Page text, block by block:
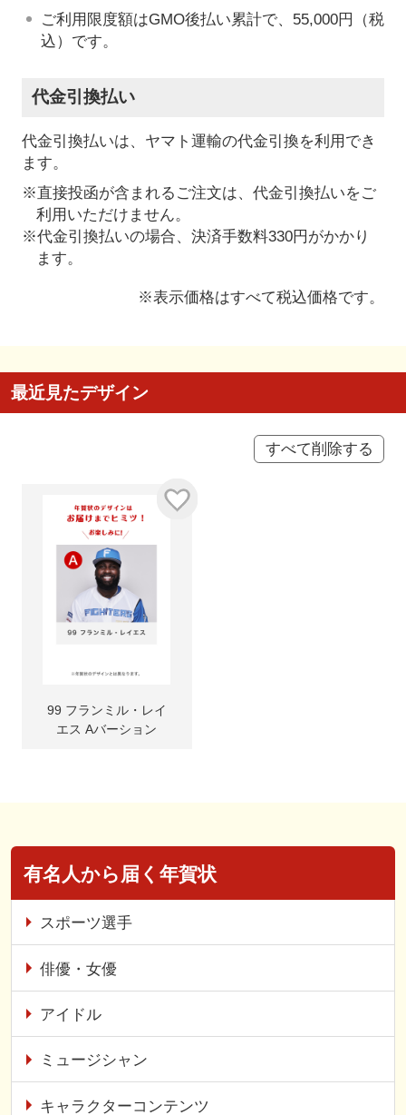
ご利用限度額はGMO後払い累計で、55,000円（税
込）です。
代金引換払い
代金引換払いは、ヤマト運輸の代金引換を利用でき
ます。
※直接投函が含まれるご注文は、代金引換払いをご
利用いただけません。
※代金引換払いの場合、決済手数料330円がかかり
ます。
※表示価格はすべて税込価格です。
最近見たデザイン
すべて削除する
99 フランミル・レイ
エス Aバーション
有名人から届く年賀状
スポーツ選手
俳優・女優
アイドル
ミュージシャン
キャラクターコンテンツ